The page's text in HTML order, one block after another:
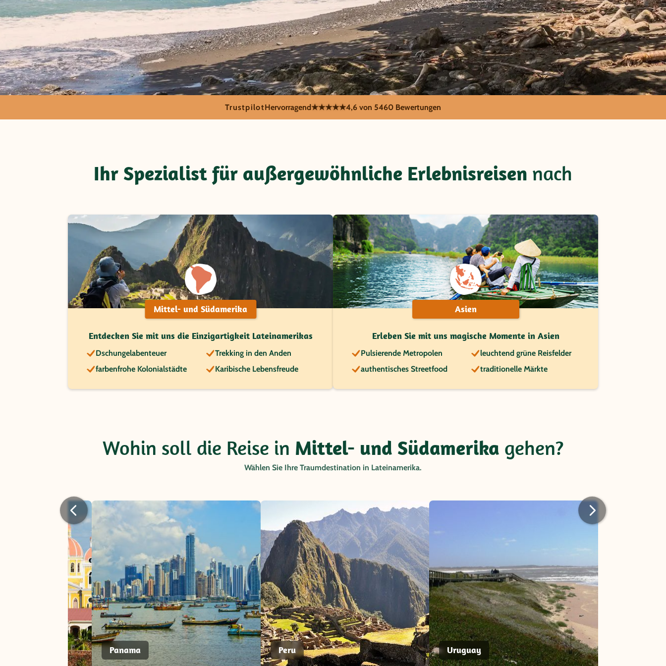
Natur und Kultur aktiv
erleben
TrustpilotHervorragend★★★★★4,6 von 5460 Bewertungen
Ihr Spezialist für außergewöhnliche Erlebnisreisen nach
Mittel- und Südamerika
Entdecken Sie mit uns die Einzigartigkeit Lateinamerikas
Dschungelabenteuer
Trekking in den Anden
farbenfrohe Kolonialstädte
Karibische Lebensfreude
Asien
Erleben Sie mit uns magische Momente in Asien
Pulsierende Metropolen
leuchtend grüne Reisfelder
authentisches Streetfood
traditionelle Märkte
Wohin soll die Reise in Mittel- und Südamerika gehen?
Wählen Sie Ihre Traumdestination in Lateinamerika.
Panama Peru Uruguay